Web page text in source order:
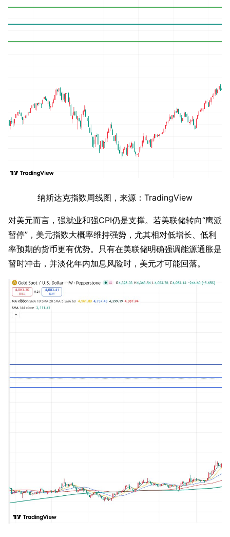
纳斯达克指数周线图，来源：TradingView
对美元而言，强就业和强CPI仍是支撑。若美联储转向“鹰派
暂停”，美元指数大概率维持强势，尤其相对低增长、低利
率预期的货币更有优势。只有在美联储明确强调能源通胀是
暂时冲击，并淡化年内加息风险时，美元才可能回落。